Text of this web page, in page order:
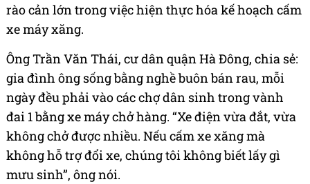
rào cản lớn trong việc hiện thực hóa kế hoạch cấm
xe máy xăng.
Ông Trần Văn Thái, cư dân quận Hà Đông, chia sẻ:
gia đình ông sống bằng nghề buôn bán rau, mỗi
ngày đều phải vào các chợ dân sinh trong vành
đai 1 bằng xe máy chở hàng. “Xe điện vừa đắt, vừa
không chở được nhiều. Nếu cấm xe xăng mà
không hỗ trợ đổi xe, chúng tôi không biết lấy gì
mưu sinh”, ông nói.